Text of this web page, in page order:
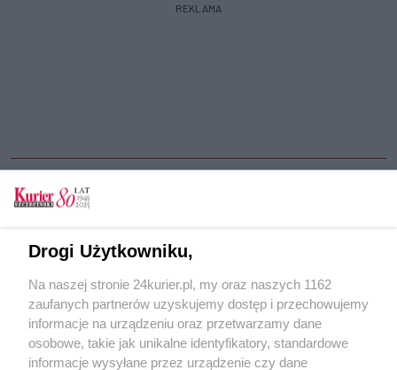
REKLAMA
Piłka nożna. Japoński skrzydłowy w Świcie
Futsal. Kolumbia nie dla Polski
Jiu-Jitsu. Worek medali polskich „parterowców”
POGODA
Drogi Użytkowniku,
Na naszej stronie 24kurier.pl, my oraz naszych 1162
zaufanych partnerów uzyskujemy dostęp i przechowujemy
informacje na urządzeniu oraz przetwarzamy dane
osobowe, takie jak unikalne identyfikatory, standardowe
informacje wysyłane przez urządzenie czy dane